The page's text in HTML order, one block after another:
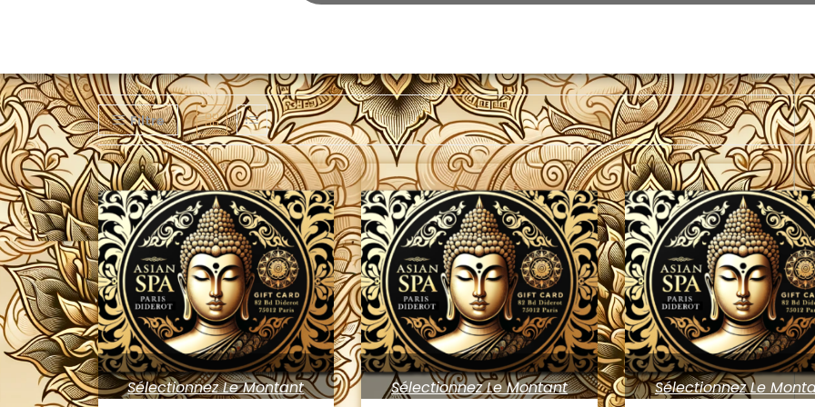
Filtre
Sélectionnez Le Montant Sélectionnez Le Montant Sélectionnez Le